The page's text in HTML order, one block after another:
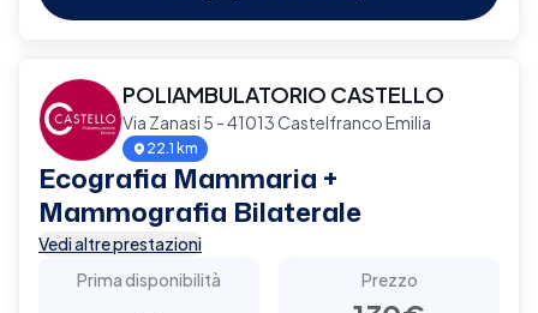
POLIAMBULATORIO CASTELLO
Via Zanasi 5 - 41013 Castelfranco Emilia
22.1 km
Ecografia Mammaria +
Mammografia Bilaterale
Vedi altre prestazioni
Prima disponibilità
Prezzo